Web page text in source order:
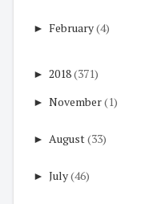
► February(4)
► 2018(371)
► November(1)
► August(33)
► July(46)